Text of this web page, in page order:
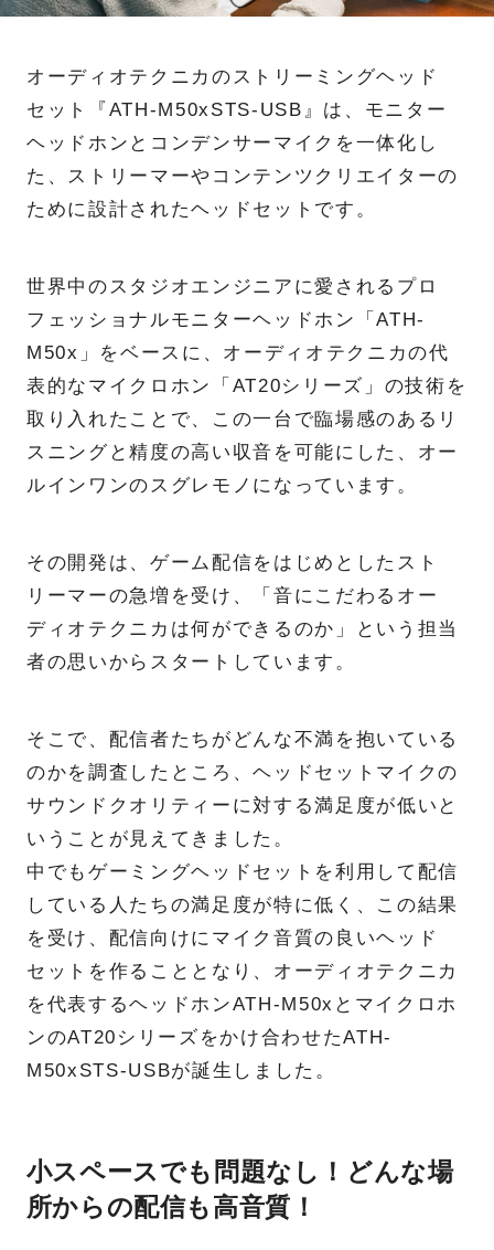
オーディオテクニカのストリーミングヘッド
セット『ATH-M50xSTS-USB』は、モニター
ヘッドホンとコンデンサーマイクを一体化し
た、ストリーマーやコンテンツクリエイターの
ために設計されたヘッドセットです。
世界中のスタジオエンジニアに愛されるプロ
フェッショナルモニターヘッドホン「ATH-
M50x」をベースに、オーディオテクニカの代
表的なマイクロホン「AT20シリーズ」の技術を
取り入れたことで、この一台で臨場感のあるリ
スニングと精度の高い収音を可能にした、オー
ルインワンのスグレモノになっています。
その開発は、ゲーム配信をはじめとしたスト
リーマーの急増を受け、「音にこだわるオー
ディオテクニカは何ができるのか」という担当
者の思いからスタートしています。
そこで、配信者たちがどんな不満を抱いている
のかを調査したところ、ヘッドセットマイクの
サウンドクオリティーに対する満足度が低いと
いうことが見えてきました。
中でもゲーミングヘッドセットを利用して配信
している人たちの満足度が特に低く、この結果
を受け、配信向けにマイク音質の良いヘッド
セットを作ることとなり、オーディオテクニカ
を代表するヘッドホンATH-M50xとマイクロホ
ンのAT20シリーズをかけ合わせたATH-
M50xSTS-USBが誕生しました。
小スペースでも問題なし！どんな場
所からの配信も高音質！